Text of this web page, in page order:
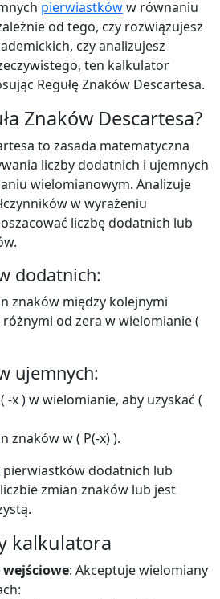
pierwiastkóww równaniu
od tego, czy rozwiązujesz
czy analizujesz
ten kalkulator
Regułę Znaków Descartesa.
Znaków Descartesa?
to zasada matematyczna
liczby dodatnich i ujemnych
wielomianowym. Analizuje
w wyrażeniu
liczbę dodatnich lub
dodatnich:
znaków między kolejnymi
różnymi od zera w wielomianie (
ujemnych:
-x ) w wielomianie, aby uzyskać (
znaków w ( P(-x) ).
pierwiastków dodatnich lub
zmian znaków lub jest
kalkulatora
wejściowe: Akceptuje wielomiany